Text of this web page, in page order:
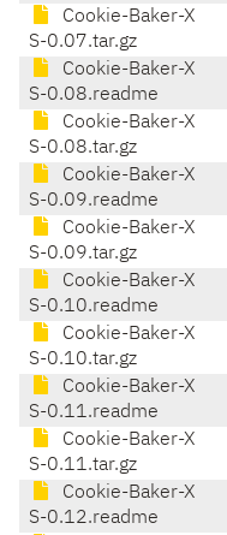
Cookie-Baker-X
S-0.07.tar.gz
Cookie-Baker-X
S-0.08.readme
Cookie-Baker-X
S-0.08.tar.gz
Cookie-Baker-X
S-0.09.readme
Cookie-Baker-X
S-0.09.tar.gz
Cookie-Baker-X
S-0.10.readme
Cookie-Baker-X
S-0.10.tar.gz
Cookie-Baker-X
S-0.11.readme
Cookie-Baker-X
S-0.11.tar.gz
Cookie-Baker-X
S-0.12.readme